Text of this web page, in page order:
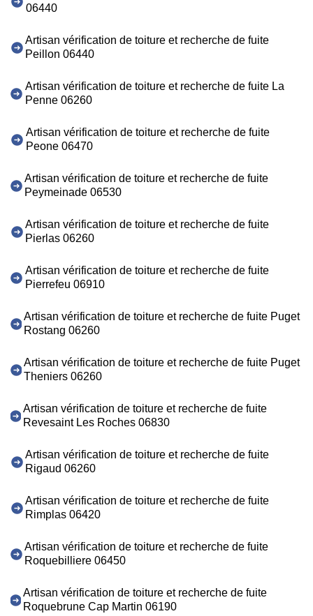
06440
Artisan vérification de toiture et recherche de fuite
Peillon 06440
Artisan vérification de toiture et recherche de fuite La
Penne 06260
Artisan vérification de toiture et recherche de fuite
Peone 06470
Artisan vérification de toiture et recherche de fuite
Peymeinade 06530
Artisan vérification de toiture et recherche de fuite
Pierlas 06260
Artisan vérification de toiture et recherche de fuite
Pierrefeu 06910
Artisan vérification de toiture et recherche de fuite Puget
Rostang 06260
Artisan vérification de toiture et recherche de fuite Puget
Theniers 06260
Artisan vérification de toiture et recherche de fuite
Revesaint Les Roches 06830
Artisan vérification de toiture et recherche de fuite
Rigaud 06260
Artisan vérification de toiture et recherche de fuite
Rimplas 06420
Artisan vérification de toiture et recherche de fuite
Roquebilliere 06450
Artisan vérification de toiture et recherche de fuite
Roquebrune Cap Martin 06190